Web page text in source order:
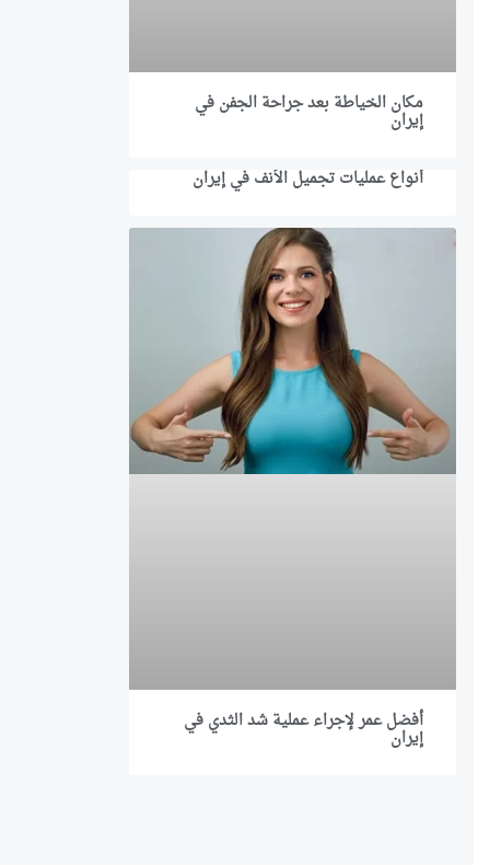
مكان الخياطة بعد جراحة الجفن في
إيران
أنواع عمليات تجميل الأنف في إيران
أفضل عمر لإجراء عملية شد الثدي في
إيران